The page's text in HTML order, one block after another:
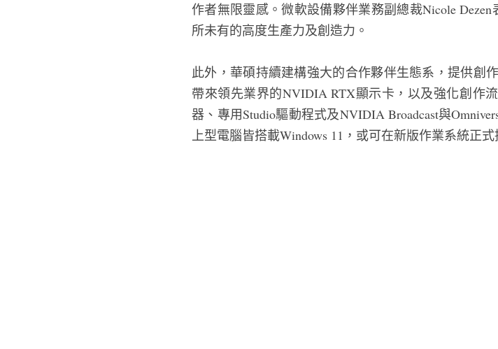
作者無限靈感。微軟設備夥伴業務副總裁Nicole
所未有的高度生產力及創造力。
此外，華碩持續建構強大的合作夥伴生態系，提供創
帶來領先業界的NVIDIA RTX顯示卡，以及強化創作
器、專用Studio驅動程式及NVIDIA Broadcast與
上型電腦皆搭載Windows 11，或可在新版作業系統正式